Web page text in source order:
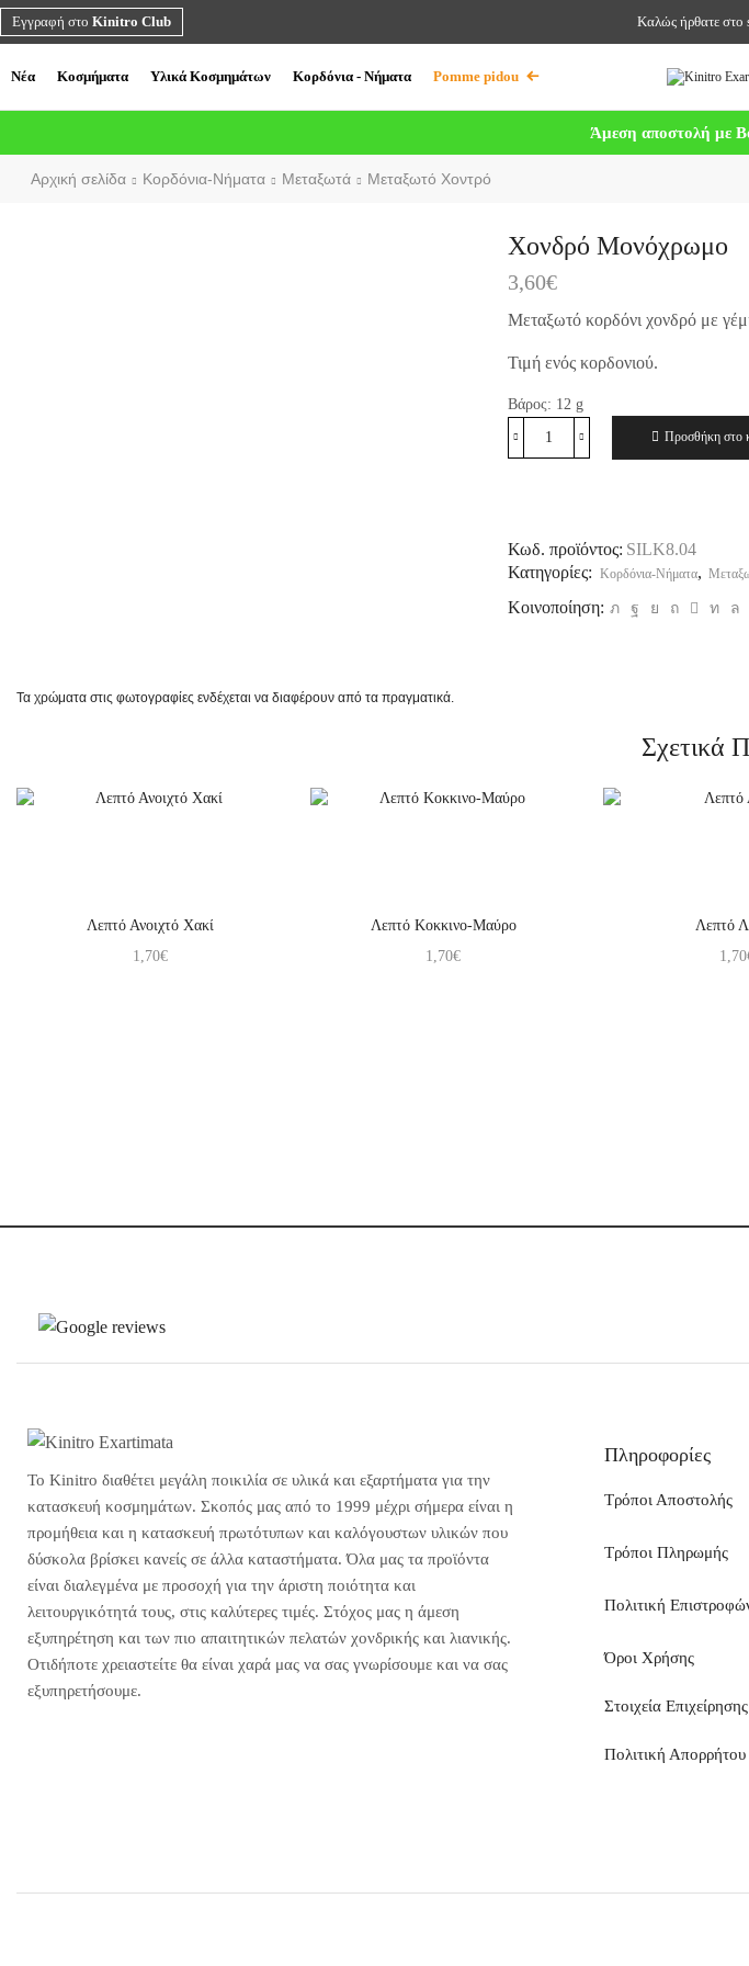
Εγγραφή στο Kinitro Club Καλώς ήρθατε στο
Νέα Κοσμήματα Υλικά Κοσμημάτων Κορδόνια - Νήματα Pomme pidou
Άμεση αποστολή με
Αρχική σελίδα Κορδόνια-Νήματα Μεταξωτά Μεταξωτό Χοντρό
Χονδρό Μονόχρωμο
3,60€
Μεταξωτό κορδόνι χονδρό με
Τιμή ενός κορδονιού.
Βάρος: 12 g
Προσθήκη στο
Κωδ. προϊόντος: SILK8.04
Κατηγορίες: Κορδόνια-Νήματα,
Κοινοποίηση:
Τα χρώματα στις φωτογραφίες ενδέχεται να διαφέρουν από τα πραγματικά.
Σχετικά
Λεπτό Ανοιχτό Χακί
1,70€
Λεπτό Κοκκινο-Μαύρο
1,70€
Λεπτό
1,70
Το Kinitro διαθέτει μεγάλη ποικιλία σε υλικά και εξαρτήματα για την
κατασκευή κοσμημάτων. Σκοπός μας από το 1999 μέχρι σήμερα είναι η
προμήθεια και η κατασκευή πρωτότυπων και καλόγουστων υλικών που
δύσκολα βρίσκει κανείς σε άλλα καταστήματα. Όλα μας τα προϊόντα
είναι διαλεγμένα με προσοχή για την άριστη ποιότητα και
λειτουργικότητά τους, στις καλύτερες τιμές. Στόχος μας η άμεση
εξυπηρέτηση και των πιο απαιτητικών πελατών χονδρικής και λιανικής.
Οτιδήποτε χρειαστείτε θα είναι χαρά μας να σας γνωρίσουμε και να σας
εξυπηρετήσουμε.
Πληροφορίες
Τρόποι Αποστολής
Τρόποι Πληρωμής
Πολιτική
Όροι Χρήσης
Στοιχεία Επιχείρησης
Πολιτική Απορρήτου